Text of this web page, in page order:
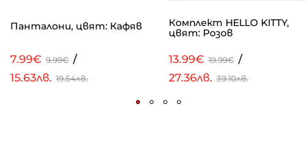
Панталони, цвят: Кафяв
7.99€ 9.99€ /
15.63лв. 19.54лв.
Комплект HELLO KITTY,
цвят: Розов
13.99€ 19.99€ /
27.36лв. 39.10лв.